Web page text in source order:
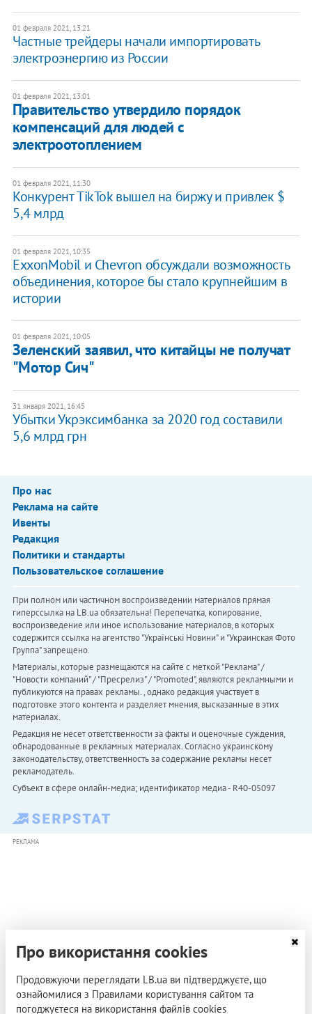
01 февраля 2021, 13:21
Частные трейдеры начали импортировать
электроэнергию из России
01 февраля 2021, 13:01
Правительство утвердило порядок
компенсаций для людей с
электроотоплением
01 февраля 2021, 11:30
Конкурент TikTok вышел на биржу и привлек $
5,4 млрд
01 февраля 2021, 10:35
ExxonMobil и Chevron обсуждали возможность
объединения, которое бы стало крупнейшим в
истории
01 февраля 2021, 10:05
Зеленский заявил, что китайцы не получат
"Мотор Сич"
31 января 2021, 16:45
Убытки Укрэксимбанка за 2020 год составили
5,6 млрд грн
Про нас
Реклама на сайте
Ивенты
Редакция
Политики и стандарты
Пользовательское соглашение
При полном или частичном воспроизведении материалов прямая
гиперссылка на LB.ua обязательна! Перепечатка, копирование,
воспроизведение или иное использование материалов, в которых
содержится ссылка на агентство "Українськi Новини" и "Украинская Фото
Группа" запрещено.
Материалы, которые размещаются на сайте с меткой "Реклама" /
"Новости компаний" / "Пресрелиз" / "Promoted", являются рекламными и
публикуются на правах рекламы. , однако редакция участвует в
подготовке этого контента и разделяет мнения, высказанные в этих
материалах.
Редакция не несет ответственности за факты и оценочные суждения,
обнародованные в рекламных материалах. Согласно украинскому
законодательству, ответственность за содержание рекламы несет
рекламодатель.
Субъект в сфере онлайн-медиа; идентификатор медиа - R40-05097
РЕКЛАМА
Про використання cookies
Продовжуючи переглядати LB.ua ви підтверджуєте, що
ознайомилися з Правилами користування сайтом та
погоджуєтеся на використання файлів cookies